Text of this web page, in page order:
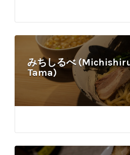
みちしるべ
Tama)